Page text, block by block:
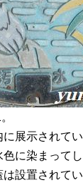
展示されて
に染まって
設置されてい